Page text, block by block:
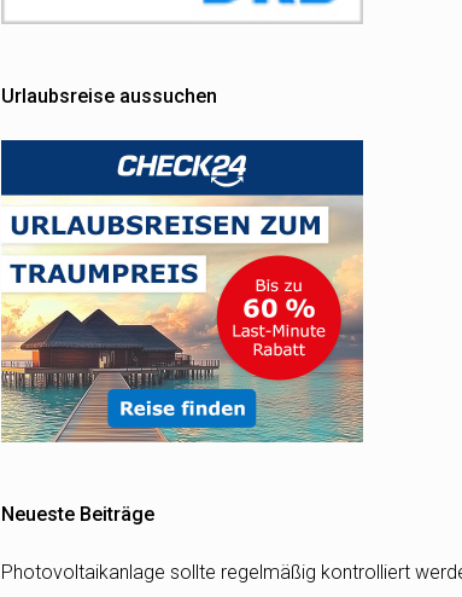
Urlaubsreise aussuchen
Neueste Beiträge
Photovoltaikanlage sollte regelmäßig kontrolliert